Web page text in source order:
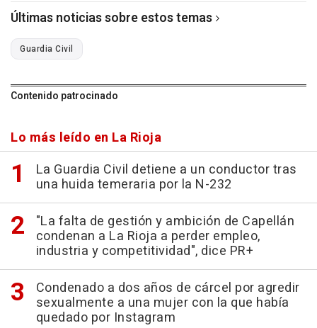
Últimas noticias sobre estos temas
Guardia Civil
Contenido patrocinado
Lo más leído en La Rioja
La Guardia Civil detiene a un conductor tras
una huida temeraria por la N-232
"La falta de gestión y ambición de Capellán
condenan a La Rioja a perder empleo,
industria y competitividad", dice PR+
Condenado a dos años de cárcel por agredir
sexualmente a una mujer con la que había
quedado por Instagram